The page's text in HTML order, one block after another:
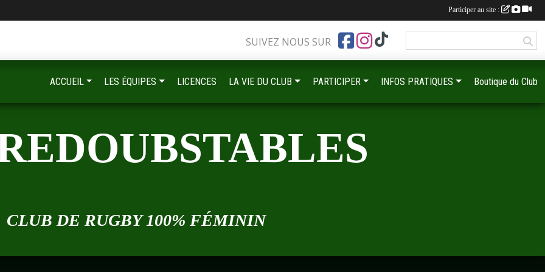
CLUB DE RUGBY 100% FÉMININ
SUIVEZ NOUS SUR
ACCUEIL LES ÉQUIPES LICENCES LA VIE DU CLUB PARTICIPER INFOS PRATIQUES Boutique du Club
Participer au site :
•
•
•
•
•